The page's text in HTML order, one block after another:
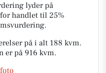
lyder på
handlet til 25%
på i alt 188 kvm.
er på 916 kvm.